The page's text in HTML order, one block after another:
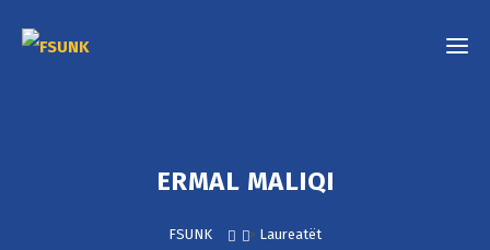
ERMAL MALIQI
FSUNK > Laureatët